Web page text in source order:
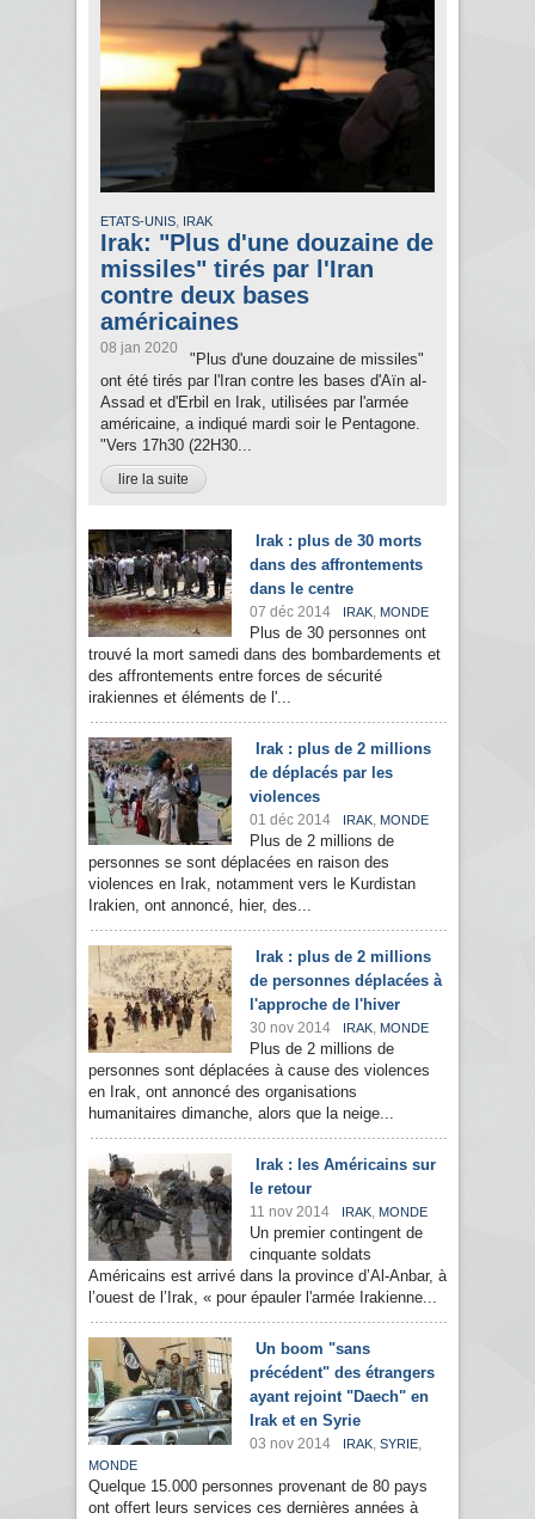
ETATS-UNIS, IRAK
Irak: "Plus d'une douzaine de
missiles" tirés par l'Iran
contre deux bases
américaines
08 jan 2020
"Plus d'une douzaine de missiles"
ont été tirés par l'Iran contre les bases d'Aïn al-
Assad et d'Erbil en Irak, utilisées par l'armée
américaine, a indiqué mardi soir le Pentagone.
"Vers 17h30 (22H30...
lire la suite
Irak : plus de 30 morts
dans des affrontements
dans le centre
07 déc 2014 IRAK, MONDE
Plus de 30 personnes ont
trouvé la mort samedi dans des bombardements et
des affrontements entre forces de sécurité
irakiennes et éléments de l'...
Irak : plus de 2 millions
de déplacés par les
violences
01 déc 2014 IRAK, MONDE
Plus de 2 millions de
personnes se sont déplacées en raison des
violences en Irak, notamment vers le Kurdistan
Irakien, ont annoncé, hier, des...
Irak : plus de 2 millions
de personnes déplacées à
l'approche de l'hiver
30 nov 2014 IRAK, MONDE
Plus de 2 millions de
personnes sont déplacées à cause des violences
en Irak, ont annoncé des organisations
humanitaires dimanche, alors que la neige...
Irak : les Américains sur
le retour
11 nov 2014 IRAK, MONDE
Un premier contingent de
cinquante soldats
Américains est arrivé dans la province d’Al-Anbar, à
l’ouest de l’Irak, « pour épauler l'armée Irakienne...
Un boom "sans
précédent" des étrangers
ayant rejoint "Daech" en
Irak et en Syrie
03 nov 2014 IRAK, SYRIE,
MONDE
Quelque 15.000 personnes provenant de 80 pays
ont offert leurs services ces dernières années à